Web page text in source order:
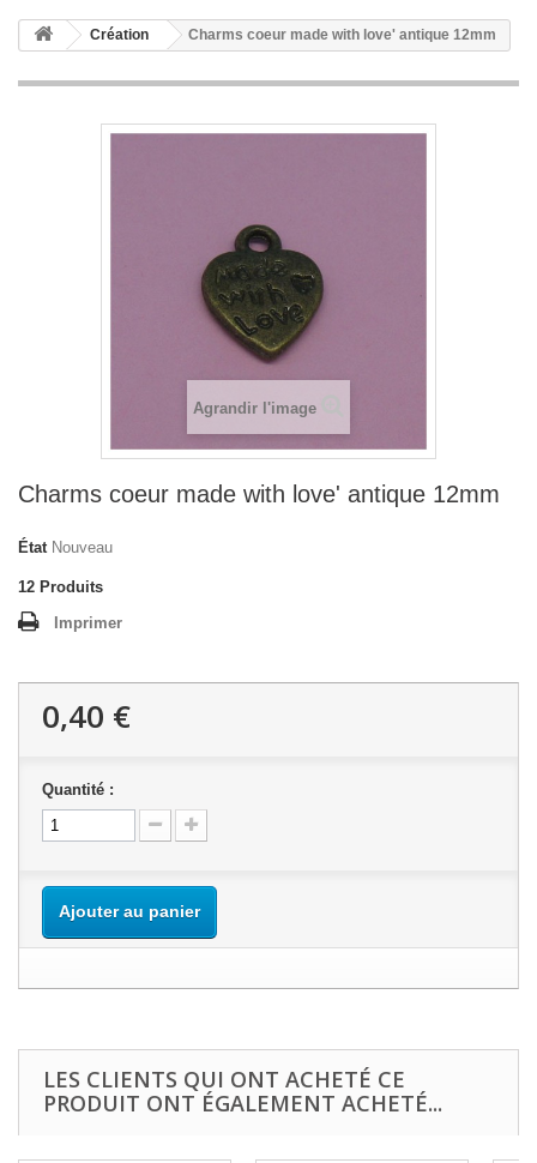
Création Charms coeur made with love' antique 12mm
Agrandir l'image
Charms coeur made with love' antique 12mm
État Nouveau
12 Produits
Imprimer
0,40 €
Quantité :
Ajouter au panier
LES CLIENTS QUI ONT ACHETÉ CE
PRODUIT ONT ÉGALEMENT ACHETÉ...